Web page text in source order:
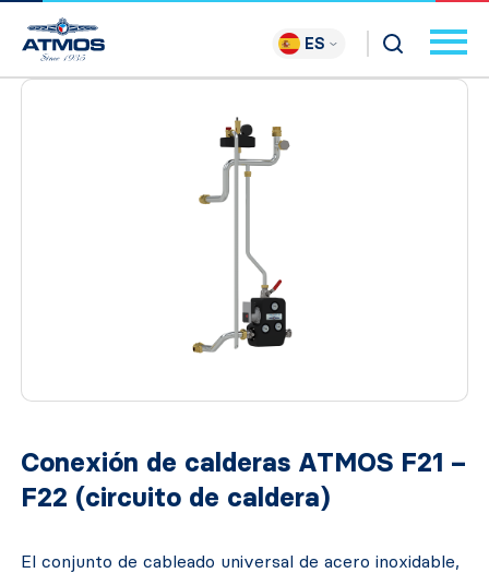
ES
Conexión de calderas ATMOS F21 –
F22 (circuito de caldera)
El conjunto de cableado universal de acero inoxidable,